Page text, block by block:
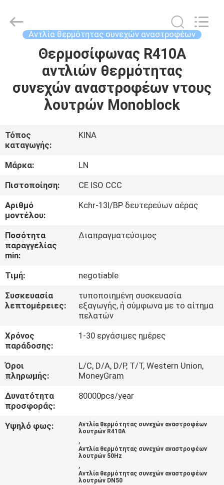
ΠΡΟΪΌΝΤΑ
ΣΧΕΤΙΚΆ
ΜΕ
ΕΜΆΣ
ΕΠΙΣΚΕΨΉ
ΕΡΓΟΣΤΑΣΊΟΥ
ΠΟΙΌΤΗΤΑΣ
ΕΠΙΚΟΙΝΩΝΉΣΤΕ
ΜΑΖΊ
ΜΑΣ
ΕΙΔΉΣΕΙΣ
ΥΠΟΘΈΣΕΙΣ
Ltd..
Αντλία θερμότητας συνεχών αναστροφέων
Θερμοσίφωνας R410A
αντλιών θερμότητας
συνεχών αναστροφέων ντους
λουτρών Monoblock
Τόπος
καταγωγής:
ΚΙΝΑ
Μάρκα:
LN
Πιστοποίηση:
CE ISO CCC
Αριθμό
μοντέλου:
Kchr-13I/BP δευτερεύων αέρας
Ποσότητα
παραγγελίας
min:
Διαπραγματεύσιμος
Τιμή:
negotiable
Συσκευασία
λεπτομέρειες:
τυποποιημένη συσκευασία
εξαγωγής, ή σύμφωνα με το αίτημα
πελατών
Χρόνος
παράδοσης:
1-30 εργάσιμες ημέρες
Όροι
πληρωμής:
L/C, D/A, D/P, T/T, Western Union,
MoneyGram
Δυνατότητα
προσφοράς:
80000pcs/year
Υψηλό φως:
Αντλία θερμότητας συνεχών αναστροφέων
λουτρών R410A
,
Αντλία θερμότητας συνεχών αναστροφέων
λουτρών 50Hz
,
Αντλία θερμότητας συνεχών αναστροφέων
λουτρών DN50